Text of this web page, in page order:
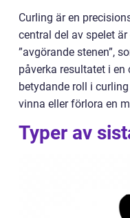
Curling är en
central del av spelet
”avgörande stenen”,
påverka resultatet i en
betydande roll i
vinna eller förlora en
Typer av